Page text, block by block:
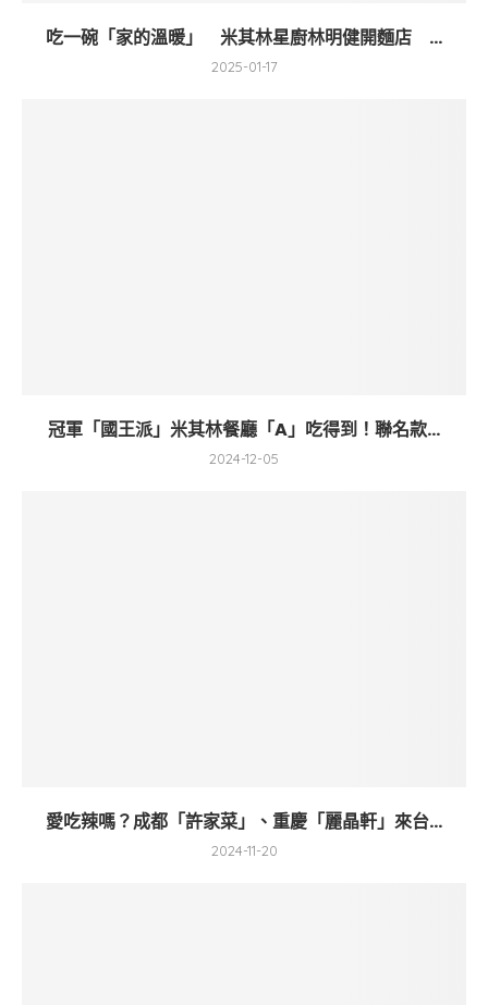
吃一碗「家的溫暖」 米其林星廚林明健開麵店 ...
2025-01-17
冠軍「國王派」米其林餐廳「A」吃得到！聯名款...
2024-12-05
愛吃辣嗎？成都「許家菜」、重慶「麗晶軒」來台...
2024-11-20